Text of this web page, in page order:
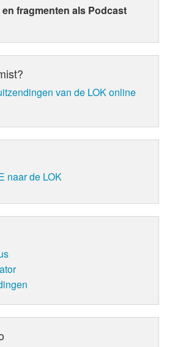
fragmenten als Podcast
van de LOK online
naar de LOK